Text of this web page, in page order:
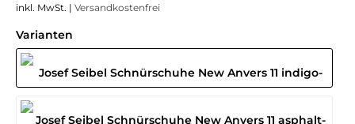
inkl. MwSt. | Versandkostenfrei
Varianten